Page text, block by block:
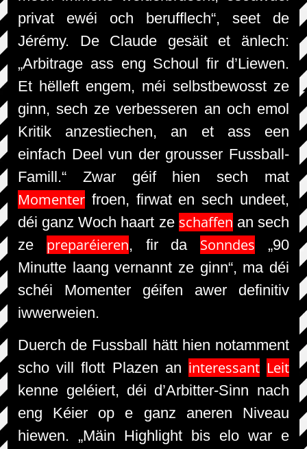
privat ewéi och berufflech“, seet de
Jérémy. De Claude gesäit et änlech:
„Arbitrage ass eng Schoul fir d’Liewen.
Et hëlleft engem, méi selbstbewosst ze
ginn, sech ze verbesseren an och emol
Kritik anzestiechen, an et ass een
einfach Deel vun der grousser Fussball-
Famill.“ Zwar géif hien sech mat
Momenter froen, firwat en sech undeet,
déi ganz Woch haart ze schaffen an sech
ze preparéieren, fir da Sonndes „90
Minutte laang vernannt ze ginn“, ma déi
schéi Momenter géifen awer definitiv
iwwerweien.
Duerch de Fussball hätt hien notamment
scho vill flott Plazen an interessant Leit
kenne geléiert, déi d’Arbitter-Sinn nach
eng Kéier op e ganz aneren Niveau
hiewen. „Mäin Highlight bis elo war e